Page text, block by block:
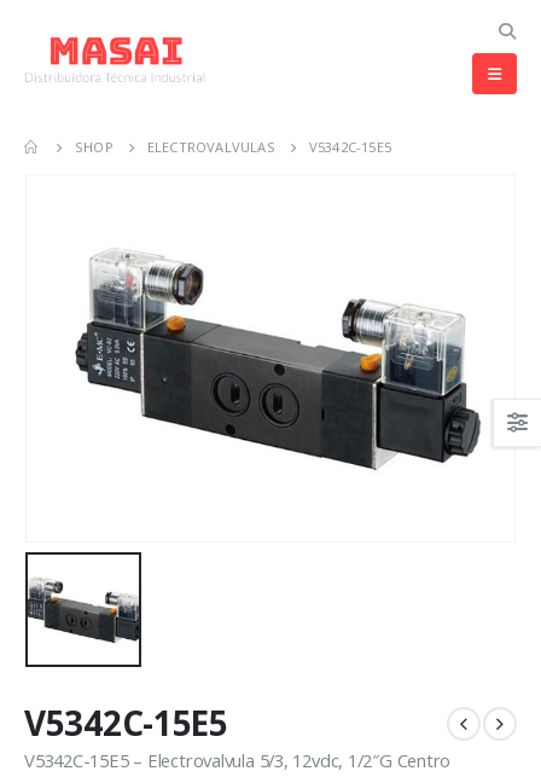
SHOP ELECTROVALVULAS V5342C-15E5
V5342C-15E5
V5342C-15E5 – Electrovalvula 5/3, 12vdc, 1/2″G Centro